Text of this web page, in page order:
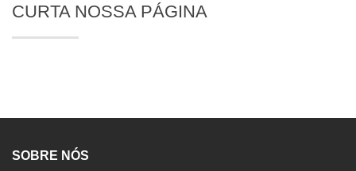
CURTA NOSSA PÁGINA
SOBRE NÓS